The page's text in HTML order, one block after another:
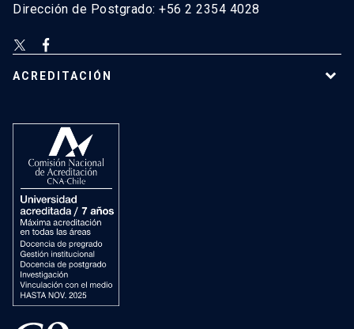
Dirección de Postgrado: +56 2 2354 4028
ACREDITACIÓN